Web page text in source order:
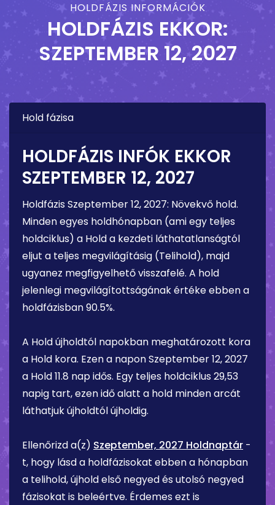
HOLDFÁZIS INFORMÁCIÓK
HOLDFÁZIS EKKOR:
SZEPTEMBER 12, 2027
Hold fázisa
HOLDFÁZIS INFÓK EKKOR
SZEPTEMBER 12, 2027
Holdfázis Szeptember 12, 2027: Növekvő hold.
Minden egyes holdhónapban (ami egy teljes
holdciklus) a Hold a kezdeti láthatatlanságtól
eljut a teljes megvilágításig (Telihold), majd
ugyanez megfigyelhető visszafelé. A hold
jelenlegi megvilágítottságának értéke ebben a
holdfázisban90.5%.
A Hold újholdtól napokban meghatározott kora
a Hold kora. Ezen a naponSzeptember 12, 2027
a Hold11.8 napidős. Egy teljes holdciklus 29,53
napig tart, ezen idő alatt a hold minden arcát
láthatjuk újholdtól újholdig.
Ellenőrizd a(z) Szeptember, 2027 Holdnaptár -
t, hogy lásd a holdfázisokat ebben a hónapban
a telihold, újhold első negyed és utolsó negyed
fázisokat is beleértve. Érdemes ezt is